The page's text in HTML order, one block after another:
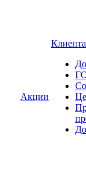
Акции